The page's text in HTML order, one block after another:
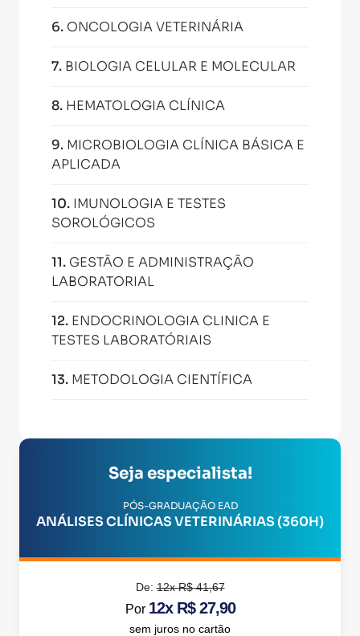
6. ONCOLOGIA VETERINÁRIA
7. BIOLOGIA CELULAR E MOLECULAR
8. HEMATOLOGIA CLÍNICA
9. MICROBIOLOGIA CLÍNICA BÁSICA E
APLICADA
10. IMUNOLOGIA E TESTES
SOROLÓGICOS
11. GESTÃO E ADMINISTRAÇÃO
LABORATORIAL
12. ENDOCRINOLOGIA CLINICA E
TESTES LABORATÓRIAIS
13. METODOLOGIA CIENTÍFICA
Seja especialista!
PÓS-GRADUAÇÃO EAD
ANÁLISES CLÍNICAS VETERINÁRIAS (360H)
De:12x R$ 41,67
Por 12x R$ 27,90
sem juros no cartão